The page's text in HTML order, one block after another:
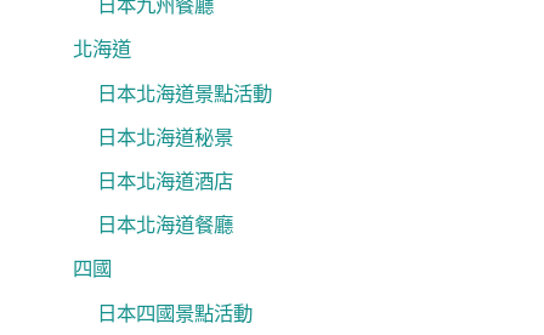
日本九州餐廳
北海道
日本北海道景點活動
日本北海道秘景
日本北海道酒店
日本北海道餐廳
四國
日本四國景點活動